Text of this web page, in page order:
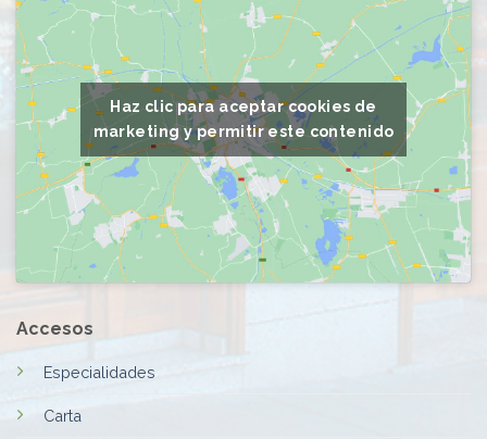
Haz clic para aceptar cookies de
marketing y permitir este contenido
Accesos
Especialidades
Carta